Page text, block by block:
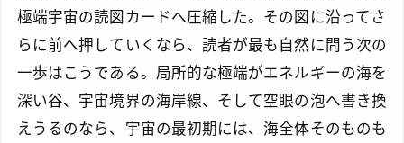
極端宇宙の読図カードへ圧縮した。その図に沿ってさ
らに前へ押していくなら、読者が最も自然に問う次の
一歩はこうである。局所的な極端がエネルギーの海を
深い谷、宇宙境界の海岸線、そして空眼の泡へ書き換
えうるのなら、宇宙の最初期には、海全体そのものも